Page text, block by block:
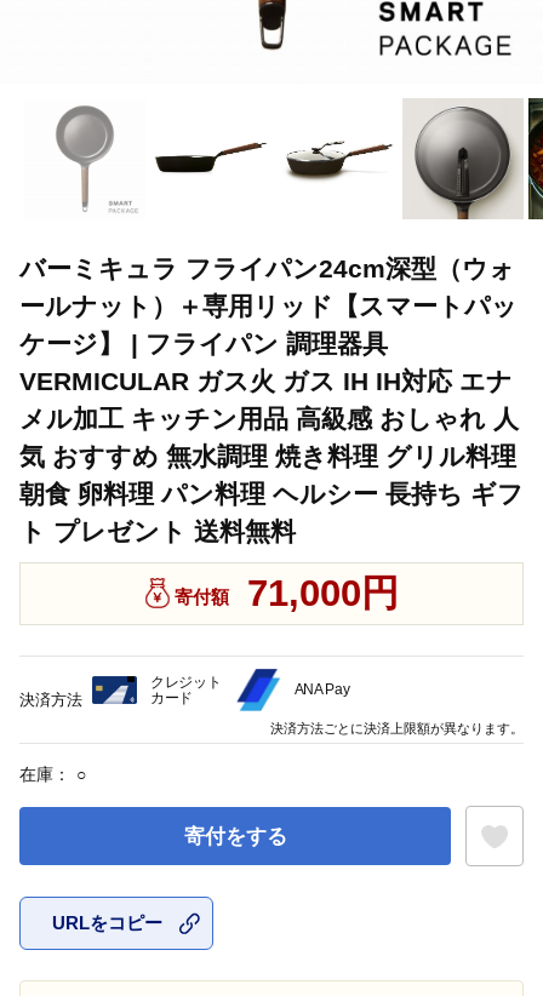
バーミキュラ フライパン24cm深型（ウォ
ールナット）＋専用リッド【スマートパッ
ケージ】 | フライパン 調理器具
VERMICULAR ガス火 ガス IH IH対応 エナ
メル加工 キッチン用品 高級感 おしゃれ 人
気 おすすめ 無水調理 焼き料理 グリル料理
朝食 卵料理 パン料理 ヘルシー 長持ち ギフ
ト プレゼント 送料無料
寄付額 71,000円
在庫： ○
寄付をする
URLをコピー
決済方法
クレジット
カード
ANA Pay
決済方法ごとに決済上限額が異なります。